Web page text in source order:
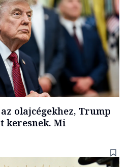
olajcégekhez, Trump
keresnek. Mi